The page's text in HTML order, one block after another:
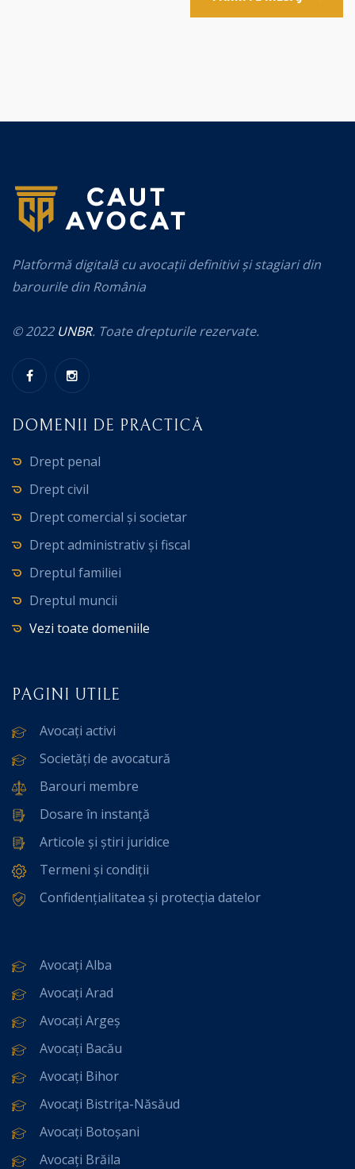
Platformă digitală cu avocații definitivi și stagiari din
barourile din România
© 2022 UNBR. Toate drepturile rezervate.
DOMENII DE PRACTICĂ
Drept penal
Drept civil
Drept comercial și societar
Drept administrativ și fiscal
Dreptul familiei
Dreptul muncii
Vezi toate domeniile
PAGINI UTILE
Avocați activi
Societăți de avocatură
Barouri membre
Dosare în instanță
Articole și știri juridice
Termeni și condiții
Confidențialitatea și protecția datelor
Avocați Alba
Avocați Arad
Avocați Argeș
Avocați Bacău
Avocați Bihor
Avocați Bistrița-Năsăud
Avocați Botoșani
Avocați Brăila